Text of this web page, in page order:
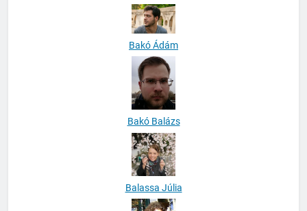
Bakó Ádám
Bakó Balázs
Balassa Júlia